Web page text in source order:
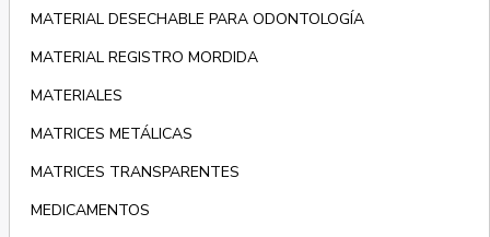
MATERIAL DESECHABLE PARA ODONTOLOGÍA
MATERIAL REGISTRO MORDIDA
MATERIALES
MATRICES METÁLICAS
MATRICES TRANSPARENTES
MEDICAMENTOS